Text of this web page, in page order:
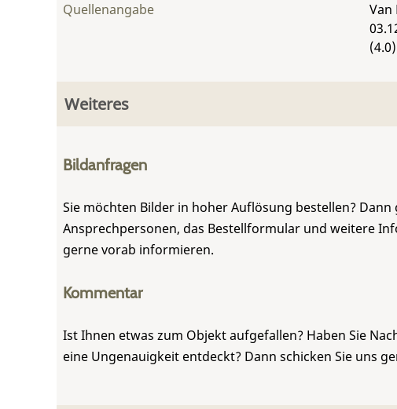
Quellenangabe
Van
(4.0)
Weiteres
Bildanfragen
Sie möchten Bilder in hoher Auflösung bestellen? Dann
Ansprechpersonen, das Bestellformular und weitere
gerne vorab informieren.
Kommentar
Ist Ihnen etwas zum Objekt aufgefallen? Haben Sie
eine Ungenauigkeit entdeckt? Dann schicken Sie uns